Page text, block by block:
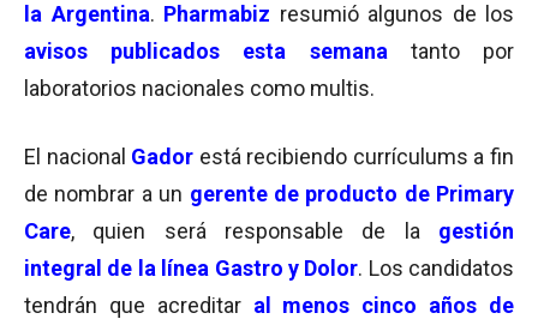
la Argentina. Pharmabiz resumió algunos de los
avisos publicados esta semana tanto por
laboratorios nacionales como multis.
El nacional Gador está recibiendo currículums a fin
de nombrar a un gerente de producto de Primary
Care, quien será responsable de la gestión
integral de la línea Gastro y Dolor. Los candidatos
tendrán que acreditar al menos cinco años de